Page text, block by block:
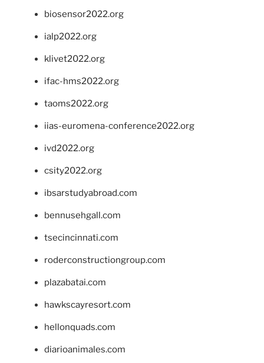
biosensor2022.org
ialp2022.org
klivet2022.org
ifac-hms2022.org
taoms2022.org
iias-euromena-conference2022.org
ivd2022.org
csity2022.org
ibsarstudyabroad.com
bennusehgall.com
tsecincinnati.com
roderconstructiongroup.com
plazabatai.com
hawkscayresort.com
hellonquads.com
diarioanimales.com